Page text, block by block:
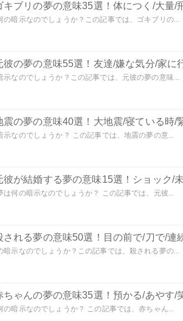
キブリの夢の意味35選！体につく/大量/
の暗示なのでしょうか？この記事では、ゴキブリの...
彼の夢の意味55選！友達/嫌な気分/家に
示なのでしょうか？この記事では、元彼の夢の意味...
震の夢の意味40選！大地震/寝ている時/
示なのでしょうか？ この記事では、地震の夢の意...
彼が結婚する夢の意味15選！ショック/
は何の暗示なのでしょうか？ この記事では、元彼...
される夢の意味50選！目の前で/刀で/連
暗示なのでしょうか？この記事では、殺される夢の...
ちゃんの夢の意味35選！預かる/あやす/
の暗示なのでしょうか？ この記事では、赤ちゃん...